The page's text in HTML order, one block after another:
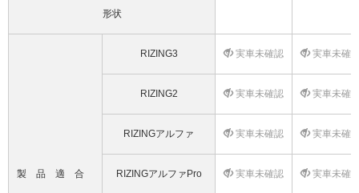
形状
製品適合
RIZING3 実車未確認 実車未確
RIZING2 実車未確認 実車未確
RIZINGアルファ 実車未確認 実車未確
RIZINGアルファPro 実車未確認 実車未確